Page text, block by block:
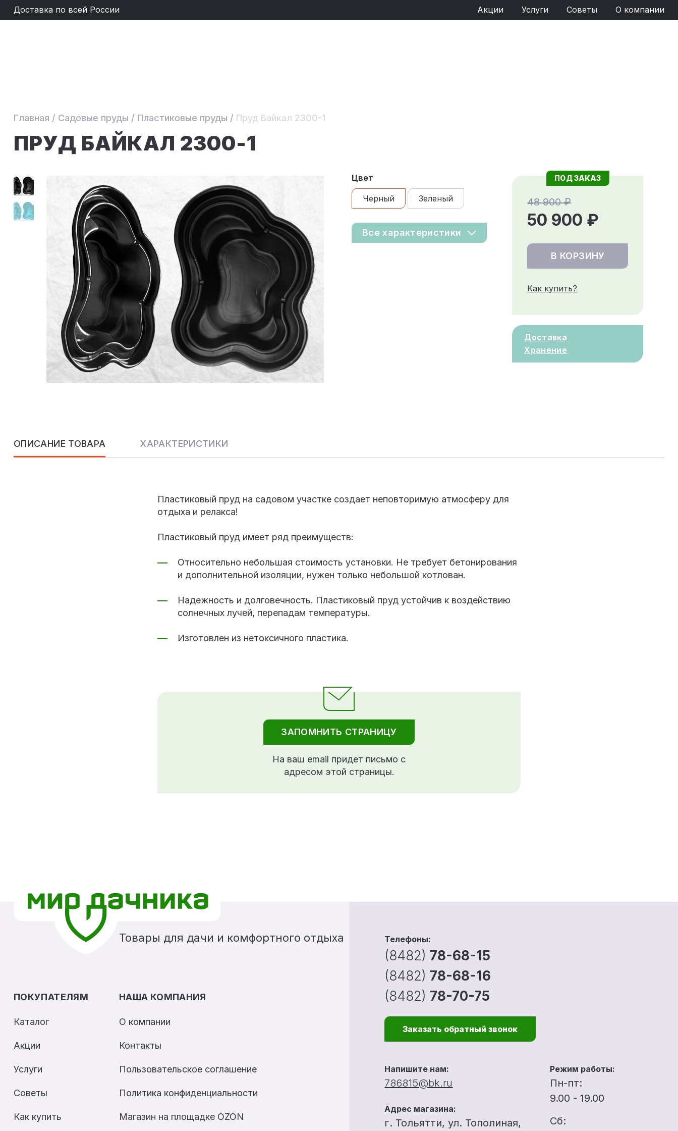
Доставка по всей России Акции Услуги Советы О компании
Главная / Садовые пруды / Пластиковые пруды / Пруд Байкал 2300-1
ПРУД БАЙКАЛ 2300-1
Цвет
Черный Зеленый
Все характеристики
ПОД ЗАКАЗ
48 900 ₽
50 900 ₽
В КОРЗИНУ
Как купить?
Доставка
Хранение
ОПИСАНИЕ ТОВАРА ХАРАКТЕРИСТИКИ
Пластиковый пруд на садовом участке создает неповторимую атмосферу для
отдыха и релакса!
Пластиковый пруд имеет ряд преимуществ:
Относительно небольшая стоимость установки. Не требует бетонирования
и дополнительной изоляции, нужен только небольшой котлован.
Надежность и долговечность. Пластиковый пруд устойчив к воздействию
солнечных лучей, перепадам температуры.
Изготовлен из нетоксичного пластика.
ЗАПОМНИТЬ СТРАНИЦУ
На ваш email придет письмо с
адресом этой страницы.
Товары для дачи и комфортного отдыха
ПОКУПАТЕЛЯМ
Каталог
Акции
Услуги
Советы
Как купить
НАША КОМПАНИЯ
О компании
Контакты
Пользовательское соглашение
Политика конфиденциальности
Магазин на площадке OZON
Телефоны:
(8482) 78-68-15
(8482) 78-68-16
(8482) 78-70-75
Заказать обратный звонок
Напишите нам:
786815@bk.ru
Адрес магазина:
г. Тольятти, ул. Тополиная,
Режим работы:
Пн-пт:
9.00 - 19.00
Сб: